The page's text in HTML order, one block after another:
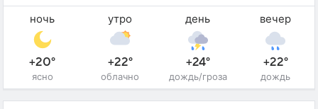
ночь
+20°
ясно
утро
+22°
облачно
день
+24°
дождь/гроза
вечер
+22°
дождь